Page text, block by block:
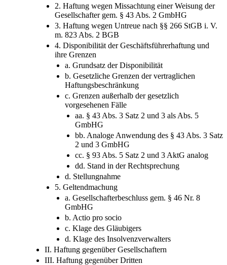
2. Haftung wegen Missachtung einer Weisung der
Gesellschafter gem. § 43 Abs. 2 GmbHG
3. Haftung wegen Untreue nach §§ 266 StGB i. V.
m. 823 Abs. 2 BGB
4. Disponibilität der Geschäftsführerhaftung und
ihre Grenzen
a. Grundsatz der Disponibilität
b. Gesetzliche Grenzen der vertraglichen
Haftungsbeschränkung
c. Grenzen außerhalb der gesetzlich
vorgesehenen Fälle
aa. § 43 Abs. 3 Satz 2 und 3 als Abs. 5
GmbHG
bb. Analoge Anwendung des § 43 Abs. 3 Satz
2 und 3 GmbHG
cc. § 93 Abs. 5 Satz 2 und 3 AktG analog
dd. Stand in der Rechtsprechung
d. Stellungnahme
5. Geltendmachung
a. Gesellschafterbeschluss gem. § 46 Nr. 8
GmbHG
b. Actio pro socio
c. Klage des Gläubigers
d. Klage des Insolvenzverwalters
II. Haftung gegenüber Gesellschaftern
III. Haftung gegenüber Dritten